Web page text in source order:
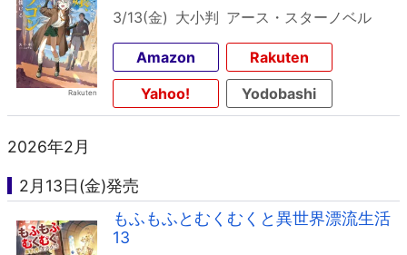
3/13(金) 大小判 アース・スターノベル
Amazon
Rakuten
Yahoo!
Yodobashi
2026年2月
2月13日(金)発売
もふもふとむくむくと異世界漂流生活
13